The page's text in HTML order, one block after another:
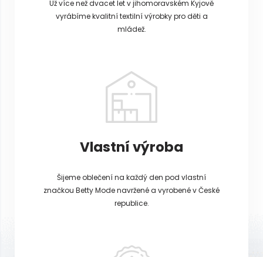
Už více než dvacet let v jihomoravském Kyjově
vyrábíme kvalitní textilní výrobky pro děti a
mládež.
Vlastní výroba
Šijeme oblečení na každý den pod vlastní
značkou Betty Mode navržené a vyrobené v České
republice.